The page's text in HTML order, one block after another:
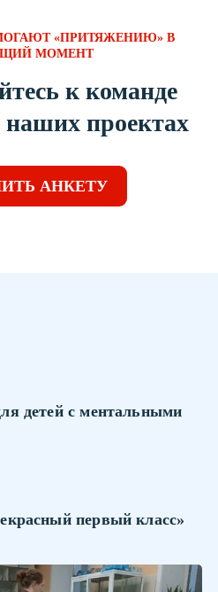
«ПРИТЯЖЕНИЮ» В
МОМЕНТ
к команде
наших проектах
АНКЕТУ
детей с ментальными
первый класс»